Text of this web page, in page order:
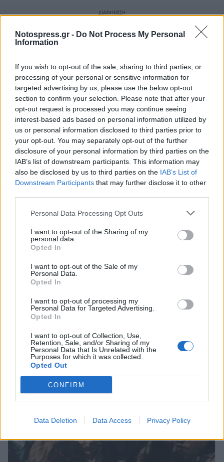
Notospress.gr - Do Not Process My Personal
Information
If you wish to opt-out of the sale, sharing to third parties, or
processing of your personal or sensitive information for
targeted advertising by us, please use the below opt-out
section to confirm your selection. Please note that after your
opt-out request is processed you may continue seeing
interest-based ads based on personal information utilized by
us or personal information disclosed to third parties prior to
your opt-out. You may separately opt-out of the further
disclosure of your personal information by third parties on the
IAB’s list of downstream participants. This information may
also be disclosed by us to third parties on the IAB’s List of
Downstream Participants that may further disclose it to other
Personal Data Processing Opt Outs
I want to opt-out of the Sharing of my
personal data.
Opted In
I want to opt-out of the Sale of my
Personal Data.
Opted In
I want to opt-out of processing my
Personal Data for Targeted Advertising.
Opted In
I want to opt-out of Collection, Use,
Retention, Sale, and/or Sharing of my
Personal Data that Is Unrelated with the
Purposes for which it was collected.
Opted Out
CONFIRM
Data Deletion Data Access Privacy Policy
Σχετικά Άρθρα